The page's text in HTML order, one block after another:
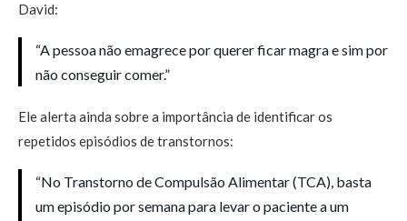
David:
“A pessoa não emagrece por querer ficar magra e sim por
não conseguir comer.”
Ele alerta ainda sobre a importância de identificar os
repetidos episódios de transtornos:
“No Transtorno de Compulsão Alimentar (TCA), basta
um episódio por semana para levar o paciente a um